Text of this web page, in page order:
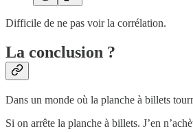
Difficile de ne pas voir la corrélation.
La conclusion ?
Dans un monde où la planche à billets
Si on arrête la planche à billets. J’en